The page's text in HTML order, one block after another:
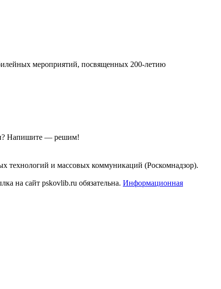
мероприятий, посвященных 200-летию
Напишите — решим!
технологий и массовых коммуникаций (Роскомнадзор).
на сайт pskovlib.ru обязательна. Информационная